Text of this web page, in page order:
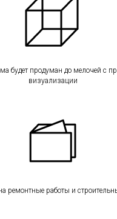
будет продуман до мелочей с
визуализации
ремонтные работы и